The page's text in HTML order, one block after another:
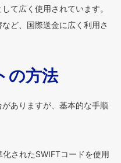
て広く使用されています。
ど、国際送金に広く利用さ
の方法
ありますが、基本的な手順
されたSWIFTコードを使用